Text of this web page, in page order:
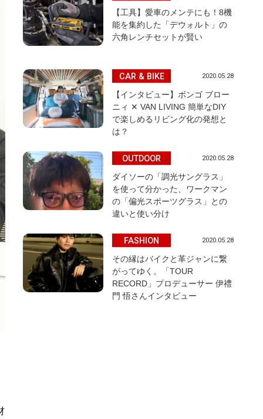
【工具】愛車のメンテにも！8機
能を集約した「デウォルト」の
六角レンチセットが賢い
CAR & BIKE 2020.05.28
【インタビュー】ボンゴ ブロー
ニィ ✕ VAN LIVING 簡単なDIY
で楽しめるリビング化の発想と
は？
OUTDOOR 2020.05.28
ダイソーの「調光サングラス」
を使って分かった、ワークマン
の「偏光スポーツグラス」との
違いと使い分け
FASHION 2020.05.28
その縁はバイクと革ジャンに繋
がってゆく。「TOUR
RECORD」プロデューサー 伊禮
門 悟さんインタビュー